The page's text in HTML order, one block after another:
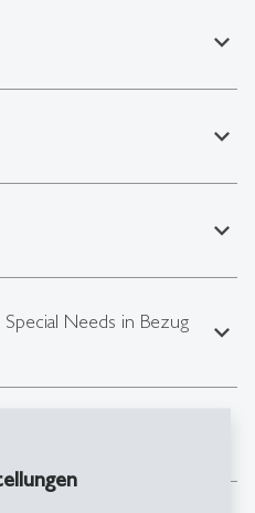
expand_less
expand_less
expand_less
Needs in Bezug
expand_less